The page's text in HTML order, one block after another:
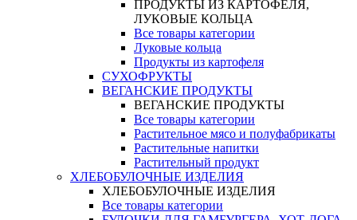
ПРОДУКТЫ ИЗ КАРТОФЕЛЯ,
ЛУКОВЫЕ КОЛЬЦА
Все товары категории
Луковые кольца
Продукты из картофеля
СУХОФРУКТЫ
ВЕГАНСКИЕ ПРОДУКТЫ
ВЕГАНСКИЕ ПРОДУКТЫ
Все товары категории
Растительное мясо и полуфабрикаты
Растительные напитки
Растительный продукт
ХЛЕБОБУЛОЧНЫЕ ИЗДЕЛИЯ
ХЛЕБОБУЛОЧНЫЕ ИЗДЕЛИЯ
Все товары категории